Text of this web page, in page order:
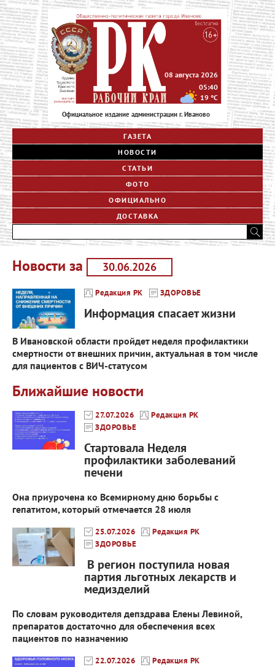
Официальное издание администрации г. Иваново
08 августа 2026
05:40
19 °C
ГАЗЕТА
НОВОСТИ
СТАТЬИ
ФОТО
ОФИЦИАЛЬНО
ДОСТАВКА
Новости за
Редакция РК ЗДОРОВЬЕ
Информация спасает жизни
В Ивановской области пройдет неделя профилактики
смертности от внешних причин, актуальная в том числе
для пациентов с ВИЧ-статусом
Ближайшие новости
27.07.2026
Редакция РК
ЗДОРОВЬЕ
Стартовала Неделя
профилактики заболеваний
печени
Она приурочена ко Всемирному дню борьбы с
гепатитом, который отмечается 28 июля
25.07.2026
Редакция РК
ЗДОРОВЬЕ
В регион поступила новая
партия льготных лекарств и
медизделий
По словам руководителя депздрава Елены Левиной,
препаратов достаточно для обеспечения всех
пациентов по назначению
22.07.2026
Редакция РК